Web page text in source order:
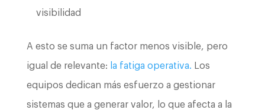
visibilidad
A esto se suma un factor menos visible, pero
igual de relevante: la fatiga operativa. Los
equipos dedican más esfuerzo a gestionar
sistemas que a generar valor, lo que afecta a la